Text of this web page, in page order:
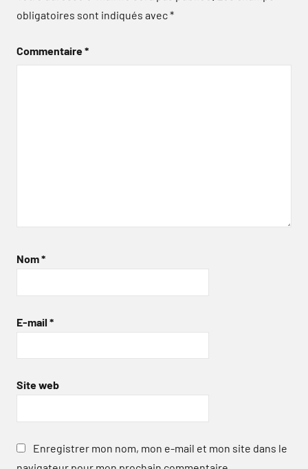
obligatoires sont indiqués avec*
Commentaire*
Nom*
E-mail *
Site web
Enregistrer mon nom, mon e-mail et mon site dans le